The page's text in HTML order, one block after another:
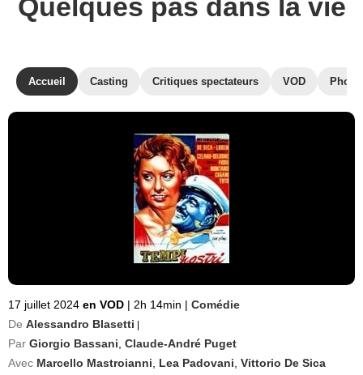
Quelques pas dans la vie
Accueil Casting Critiques spectateurs VOD
17 juillet 2024 en VOD | 2h 14min | Comédie
De Alessandro Blasetti
Par Giorgio Bassani Claude-André Puget
Avec Marcello Mastroianni Lea Padovani Vittorio De Sica